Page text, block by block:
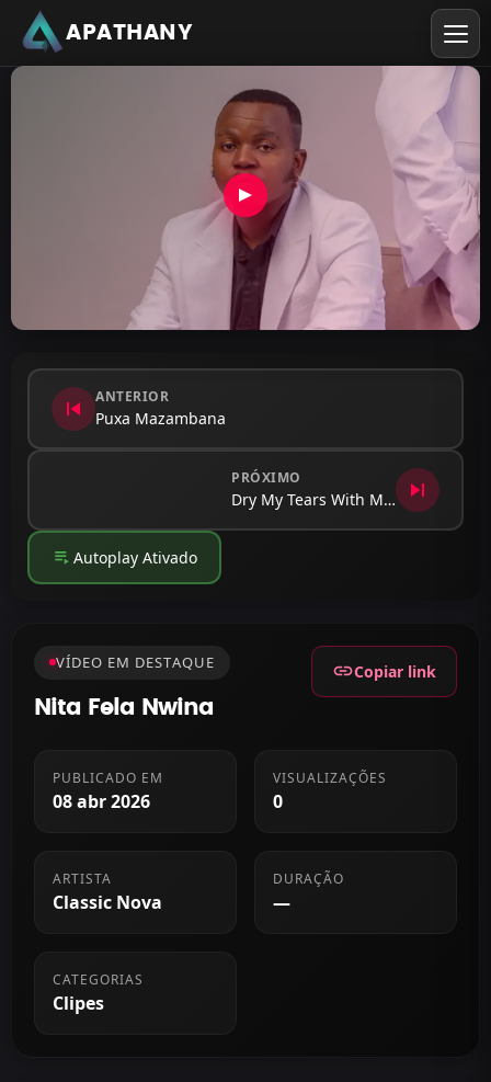
APATHANY
skip_previous ANTERIOR
Puxa Mazambana
PRÓXIMO
Dry My Tears With Money skip_next
playlist_play Autoplay Ativado
VÍDEO EM DESTAQUE
Nita Fela Nwina
linkCopiar link
PUBLICADO EM
08 abr 2026
VISUALIZAÇÕES
0
ARTISTA
Classic Nova
DURAÇÃO
—
CATEGORIAS
Clipes